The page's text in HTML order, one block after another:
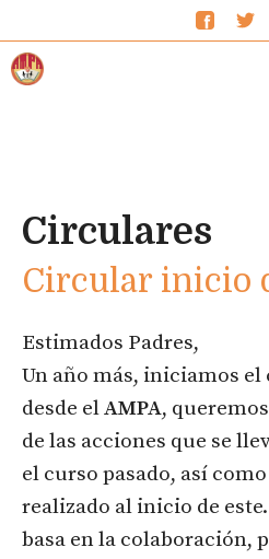
al
contenido
Circulares
Circular inicio
Estimados Padres,
Un año más, iniciamos el
desde elAMPA,
de las acciones que se
el curso pasado, así
realizado al inicio de
basa en la colaboración,